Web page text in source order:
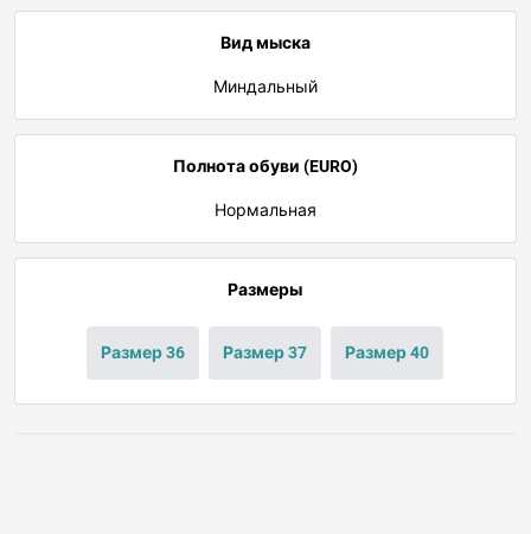
Вид мыска
Миндальный
Полнота обуви (EURO)
Нормальная
Размеры
Размер 36 Размер 37 Размер 40